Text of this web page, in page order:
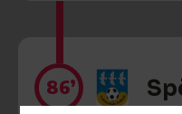
86’